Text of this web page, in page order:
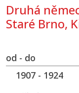
Druhá
Staré Brno,
od - do
1907 - 1924